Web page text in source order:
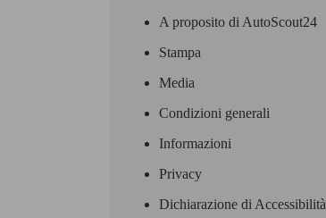
A proposito di AutoScout24
Stampa
Media
Condizioni generali
Informazioni
Privacy
Dichiarazione di Accessibilità